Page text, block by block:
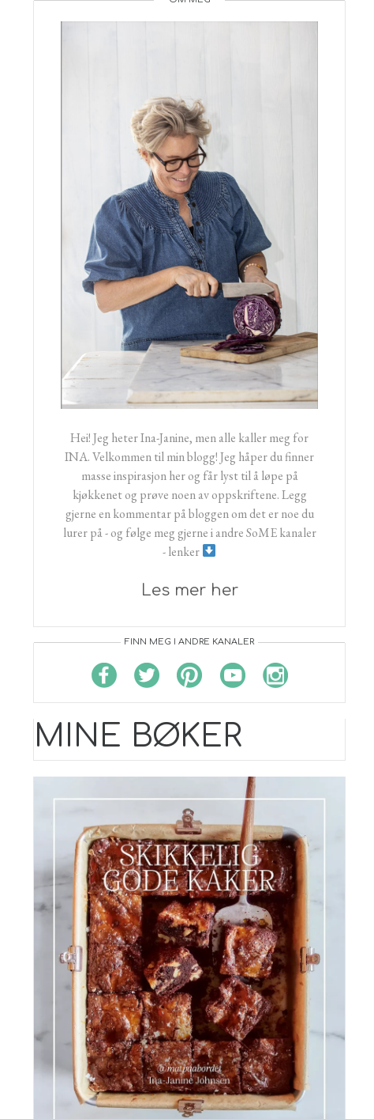
Hei! Jeg heter Ina-Janine, men alle kaller meg for
INA. Velkommen til min blogg! Jeg håper du finner
masse inspirasjon her og får lyst til å løpe på
kjøkkenet og prøve noen av oppskriftene. Legg
gjerne en kommentar på bloggen om det er noe du
lurer på - og følge meg gjerne i andre SoME kanaler
- lenker
Les mer her
FINN MEG I ANDRE KANALER
MINE BØKER